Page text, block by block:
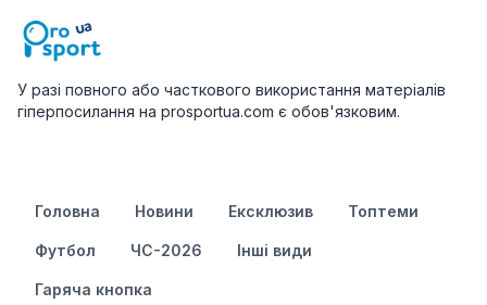
У разі повного або часткового використання матеріалів
гіперпосилання на prosportua.com є обов'язковим.
Головна Новини Ексклюзив Топтеми
Футбол ЧС-2026 Інші види
Гаряча кнопка